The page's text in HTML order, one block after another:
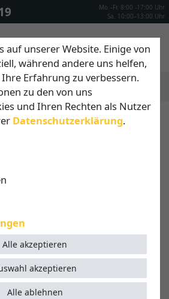
Mo.–Fr. 8:00 -17:00 Uhr
Sa. 10:00–13:00 Uhr
auf unserer Website. Einige von
während andere uns helfen,
Erfahrung zu verbessern.
zu den von uns
und Ihren Rechten als Nutzer
Daten­schutz­erklärung.
Alle akzeptieren
Alle ablehnen
akzeptieren